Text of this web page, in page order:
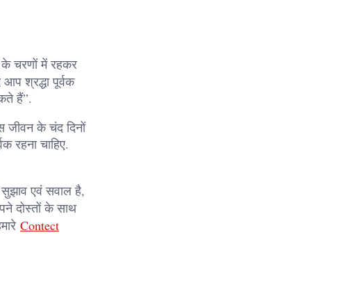
चरणों में रहकर
श्रद्धा पूर्वक
हैं”.
जीवन के चंद दिनों
चाहिए.
एवं सवाल है,
दोस्तों के साथ
Contect